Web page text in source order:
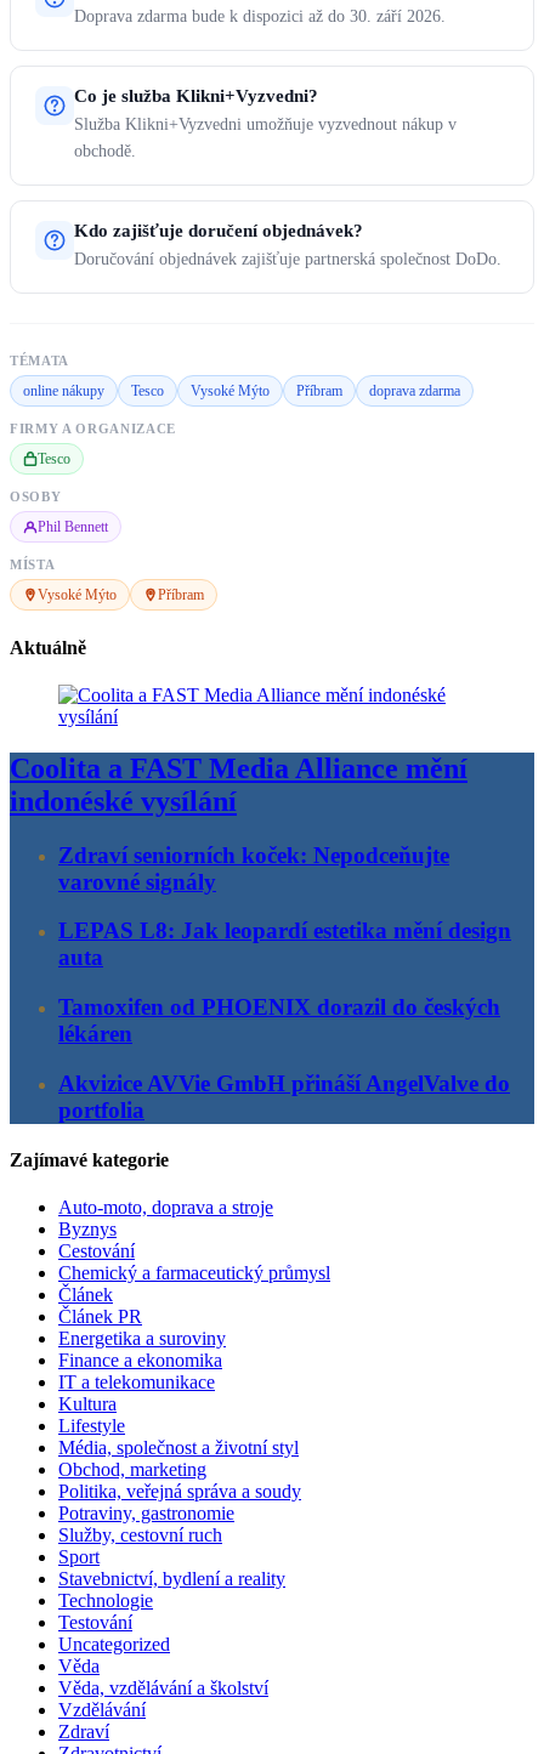
Doprava zdarma bude k dispozici až do 30. září 2026.
Co je služba Klikni+Vyzvedni?
Služba Klikni+Vyzvedni umožňuje vyzvednout nákup v
obchodě.
Kdo zajišťuje doručení objednávek?
Doručování objednávek zajišťuje partnerská společnost DoDo.
TÉMATA
online nákupy Tesco Vysoké Mýto Příbram doprava zdarma
FIRMY A ORGANIZACE
Tesco
OSOBY
Phil Bennett
MÍSTA
Vysoké Mýto Příbram
Aktuálně
Coolita a FAST Media Alliance mění
indonéské vysílání
Zdraví seniorních koček: Nepodceňujte
varovné signály
LEPAS L8: Jak leopardí estetika mění design
auta
Tamoxifen od PHOENIX dorazil do českých
lékáren
Akvizice AVVie GmbH přináší AngelValve do
portfolia
Zajímavé kategorie
Auto-moto, doprava a stroje
Byznys
Cestování
Chemický a farmaceutický průmysl
Článek
Článek PR
Energetika a suroviny
Finance a ekonomika
IT a telekomunikace
Kultura
Lifestyle
Média, společnost a životní styl
Obchod, marketing
Politika, veřejná správa a soudy
Potraviny, gastronomie
Služby, cestovní ruch
Sport
Stavebnictví, bydlení a reality
Technologie
Testování
Uncategorized
Věda
Věda, vzdělávání a školství
Vzdělávání
Zdraví